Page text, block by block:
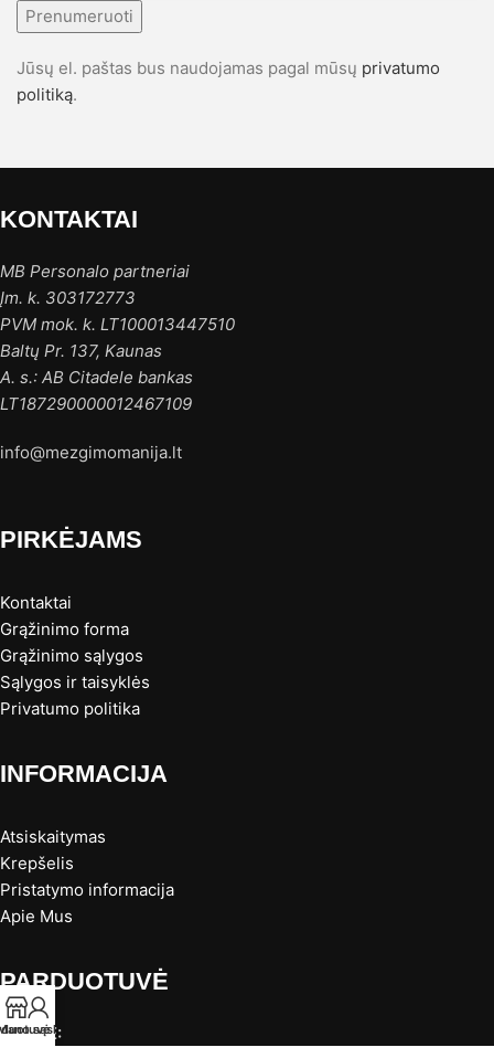
Prenumeruoti
Jūsų el. paštas bus naudojamas pagal mūsų privatumo
politiką.
KONTAKTAI
MB Personalo partneriai
Įm. k. 303172773
PVM mok. k. LT100013447510
Baltų Pr. 137, Kaunas
A. s.: AB Citadele bankas
LT187290000012467109
info@mezgimomanija.lt
PIRKĖJAMS
Kontaktai
Grąžinimo forma
Grąžinimo sąlygos
Sąlygos ir taisyklės
Privatumo politika
INFORMACIJA
Atsiskaitymas
Krepšelis
Pristatymo informacija
Apie Mus
PARDUOTUVĖ
KAUNE:
sąskaita